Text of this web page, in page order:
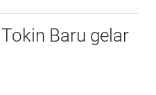
Baru gelar